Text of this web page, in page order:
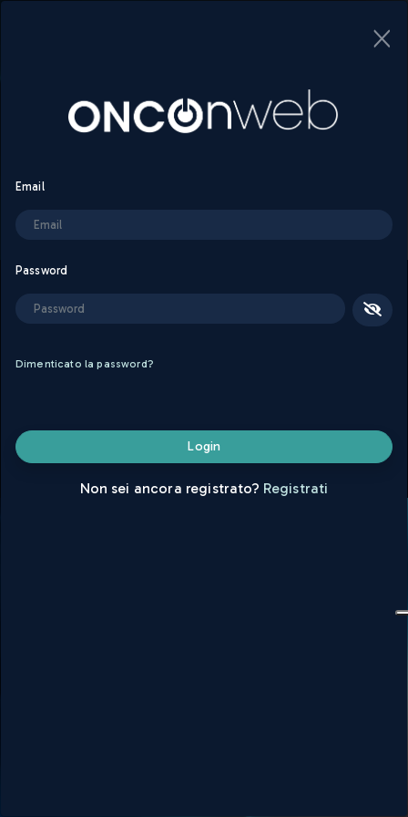
Questa sezione è riservata agli utenti
© Doc Congress S.r.l. - All Rights Reserved |
×
Email
Password
Dimenticato la password?
login
Non sei ancora registrato? Registrati